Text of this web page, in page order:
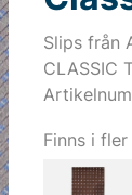
Slips från
CLASSIC
Finns i